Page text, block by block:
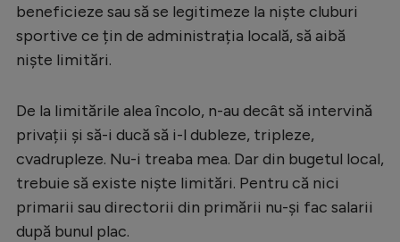
beneficieze sau să se legitimeze la niște cluburi
sportive ce țin de administrația locală, să aibă
niște limitări.
De la limitările alea încolo, n-au decât să intervină
privații și să-i ducă să i-l dubleze, tripleze,
cvadrupleze. Nu-i treaba mea. Dar din bugetul local,
trebuie să existe niște limitări. Pentru că nici
primarii sau directorii din primării nu-și fac salarii
după bunul plac.